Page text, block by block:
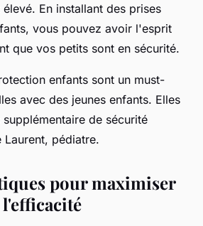
En installant des prises
vous pouvez avoir l'esprit
que vos petits sont en sécurité.
enfants sont un must-
avec des jeunes enfants. Elles
de sécurité
Laurent, pédiatre.
pour maximiser